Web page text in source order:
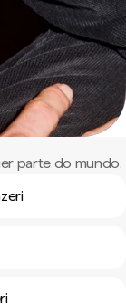
parte do mundo.